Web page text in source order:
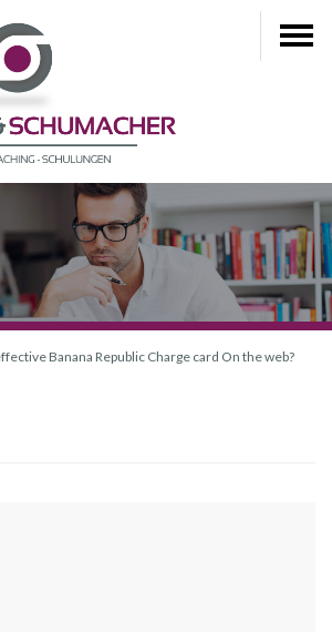
Banana Republic Charge card On the web?